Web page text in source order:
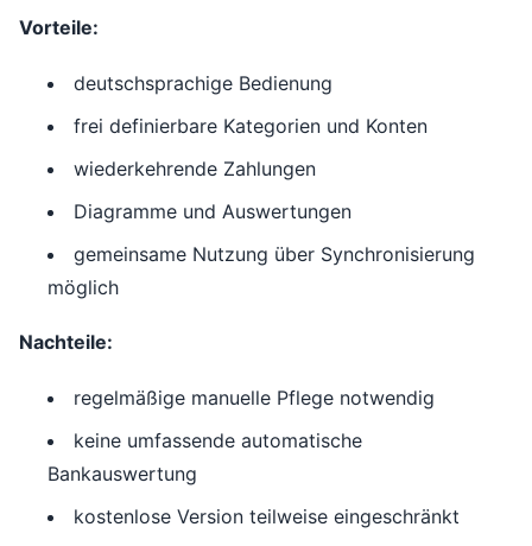
Vorteile:
deutschsprachige Bedienung
frei definierbare Kategorien und Konten
wiederkehrende Zahlungen
Diagramme und Auswertungen
gemeinsame Nutzung über Synchronisierung
möglich
Nachteile:
regelmäßige manuelle Pflege notwendig
keine umfassende automatische
Bankauswertung
kostenlose Version teilweise eingeschränkt